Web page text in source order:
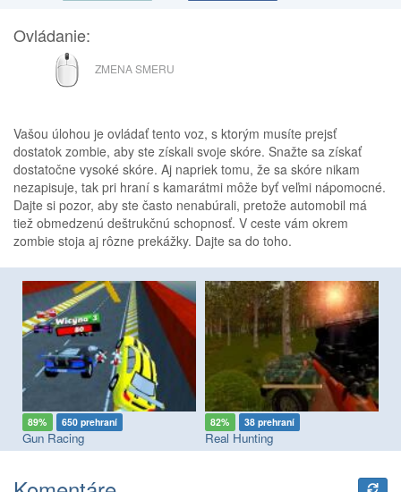
Ovládanie:
MYŠ
ZMENA SMERU
Vašou úlohou je ovládať tento voz, s ktorým musíte prejsť
dostatok zombie, aby ste získali svoje skóre. Snažte sa získať
dostatočne vysoké skóre. Aj napriek tomu, že sa skóre nikam
nezapisuje, tak pri hraní s kamarátmi môže byť veľmi nápomocné.
Dajte si pozor, aby ste často nenabúrali, pretože automobil má
tiež obmedzenú deštrukčnú schopnosť. V ceste vám okrem
zombie stoja aj rôzne prekážky. Dajte sa do toho.
89% 650 prehraní
Gun Racing
82% 38 prehraní
Real Hunting